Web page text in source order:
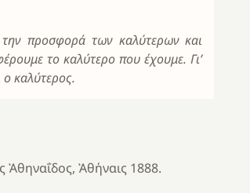
προσφορά των καλύτερων και
το καλύτερο που έχουμε. Γι’
ο καλύτερος.
Ἀθηναΐδος, Ἀθήναις 1888.